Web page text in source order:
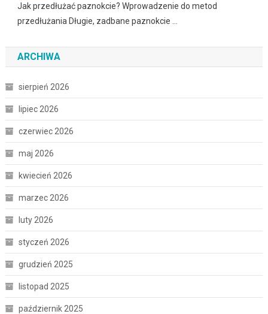
Jak przedłużać paznokcie? Wprowadzenie do metod
przedłużania Długie, zadbane paznokcie …
ARCHIWA
sierpień 2026
lipiec 2026
czerwiec 2026
maj 2026
kwiecień 2026
marzec 2026
luty 2026
styczeń 2026
grudzień 2025
listopad 2025
październik 2025